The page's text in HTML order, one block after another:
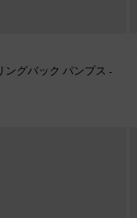
ングバック パンプス -